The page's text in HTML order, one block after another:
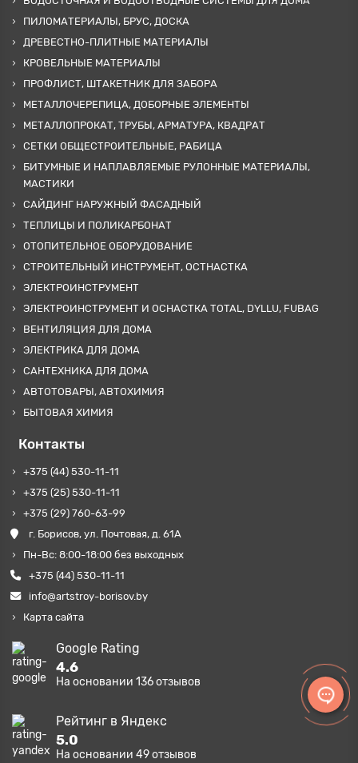
ПИЛОМАТЕРИАЛЫ, БРУС, ДОСКА
ДРЕВЕСТНО-ПЛИТНЫЕ МАТЕРИАЛЫ
КРОВЕЛЬНЫЕ МАТЕРИАЛЫ
ПРОФЛИСТ, ШТАКЕТНИК ДЛЯ ЗАБОРА
МЕТАЛЛОЧЕРЕПИЦА, ДОБОРНЫЕ ЭЛЕМЕНТЫ
МЕТАЛЛОПРОКАТ, ТРУБЫ, АРМАТУРА, КВАДРАТ
СЕТКИ ОБЩЕСТРОИТЕЛЬНЫЕ, РАБИЦА
БИТУМНЫЕ И НАПЛАВЛЯЕМЫЕ РУЛОННЫЕ МАТЕРИАЛЫ,
МАСТИКИ
САЙДИНГ НАРУЖНЫЙ ФАСАДНЫЙ
ТЕПЛИЦЫ И ПОЛИКАРБОНАТ
ОТОПИТЕЛЬНОЕ ОБОРУДОВАНИЕ
СТРОИТЕЛЬНЫЙ ИНСТРУМЕНТ, ОСТНАСТКА
ЭЛЕКТРОИНСТРУМЕНТ
ЭЛЕКТРОИНСТРУМЕНТ И ОСНАСТКА TOTAL, DYLLU, FUBAG
ВЕНТИЛЯЦИЯ ДЛЯ ДОМА
ЭЛЕКТРИКА ДЛЯ ДОМА
САНТЕХНИКА ДЛЯ ДОМА
АВТОТОВАРЫ, АВТОХИМИЯ
БЫТОВАЯ ХИМИЯ
Контакты
+375 (44) 530-11-11
+375 (25) 530-11-11
+375 (29) 760-63-99
г. Борисов, ул. Почтовая, д. 61А
Пн-Вс: 8:00-18:00 без выходных
+375 (44) 530-11-11
info@artstroy-borisov.by
Карта сайта
Google Rating
4.6
На основании 136отзывов
Рейтинг в Яндекс
5.0
На основании 49отзывов